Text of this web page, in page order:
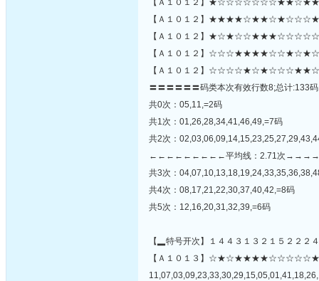
【Ａ１０１２】
【Ａ１０１２】
【Ａ１０１２】
【Ａ１０１２】
【Ａ１０１２】
〓〓〓〓〓〓码类本次有效行数8;总计:133
共0次：05,11,=2码
共1次：01,26,28,34,41,46,49,=7码
共2次：
←←←←←←←←←平均线：2.71次
共3次：
共4次：08,17,21,22,30,37,40,42,=8码
共5次：12,16,20,31,32,39,=6码
【▂特号开次】１４４３１３２１５２２２
【Ａ１０１３】